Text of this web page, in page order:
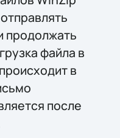
продолжать
файла в
в
после